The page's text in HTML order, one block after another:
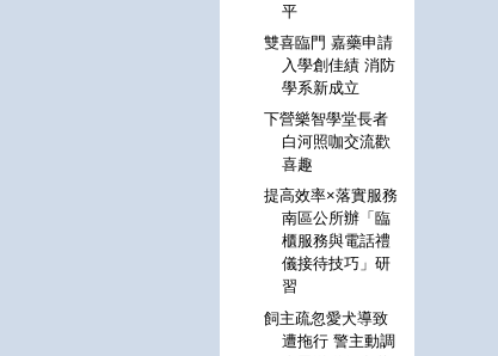
平
雙喜臨門 嘉藥申請
入學創佳績 消防
學系新成立
下營樂智學堂長者
白河照咖交流歡
喜趣
提高效率×落實服務
南區公所辦「臨
櫃服務與電話禮
儀接待技巧」研
習
飼主疏忽愛犬導致
遭拖行 警主動調